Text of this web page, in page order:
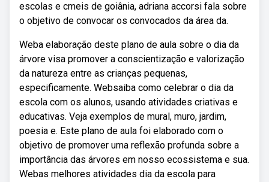
escolas e cmeis de goiânia, adriana accorsi fala sobre
o objetivo de convocar os convocados da área da.
Weba elaboração deste plano de aula sobre o dia da
árvore visa promover a conscientização e valorização
da natureza entre as crianças pequenas,
especificamente. Websaiba como celebrar o dia da
escola com os alunos, usando atividades criativas e
educativas. Veja exemplos de mural, muro, jardim,
poesia e. Este plano de aula foi elaborado com o
objetivo de promover uma reflexão profunda sobre a
importância das árvores em nosso ecossistema e sua.
Webas melhores atividades dia da escola para